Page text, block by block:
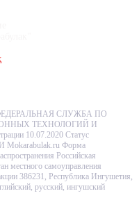
ФЕДЕРАЛЬНАЯ СЛУЖБА ПО
ТЕХНОЛОГИЙ И
10.07.2020 Статус
Mokarabulak.ru Форма
Российская
местного самоуправления
386231, Республика Ингушетия,
русский, ингушский